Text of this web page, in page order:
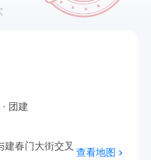
团建
建春门大街交叉
查看地图